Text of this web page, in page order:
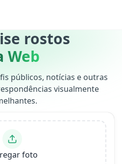
rostos
Web
públicos, notícias e outras
visualmente
foto